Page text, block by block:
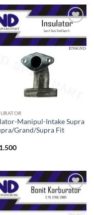
Tambahkan
ke Wishlist
Manipul-Intake Supra
Grand/Supra Fit
Tambahkan
ke Wishlist